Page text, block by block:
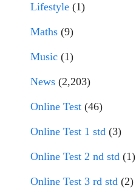
Lifestyle (1)
Maths (9)
Music (1)
News (2,203)
Online Test (46)
Online Test 1 std (3)
Online Test 2 nd std (1)
Online Test 3 rd std (2)